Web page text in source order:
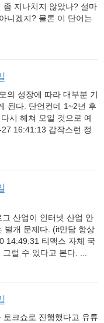
좀 지나치지 않았나? 설마
니겠지? 물론 이 단어는
의 성장에 따라 대부분 기
된다. 단언컨데 1~2년 후
시 헤쳐 모일 것으로 예
16:41:13 갑작스런 정
산업이 인터넷 산업 안
별개 문제다. (it만담 항상
14:49:31 티맥스 자체 국
럴 수 있다고 본다. ...
크쇼로 진행했다고 유튜